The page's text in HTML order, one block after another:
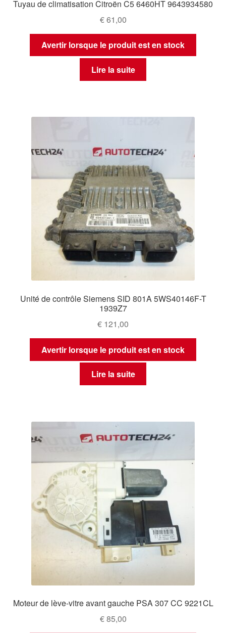
Tuyau de climatisation Citroën C5 6460HT 9643934580
€61,00
Avertir lorsque le produit est en stock
Lire la suite
Unité de contrôle Siemens SID 801A 5WS40146F-T
1939Z7
€ 121,00
Avertir lorsque le produit est en stock
Lire la suite
Moteur de lève-vitre avant gauche PSA 307 CC 9221CL
€85,00